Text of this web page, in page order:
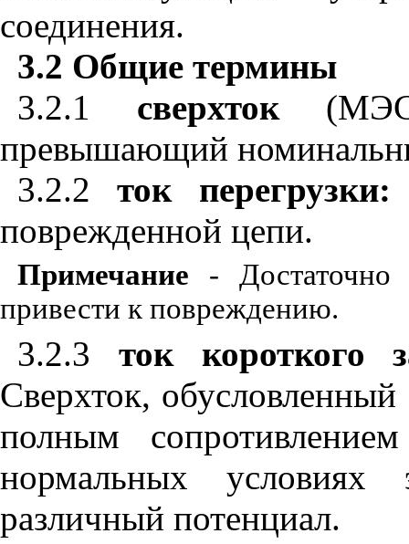
соединения.
3.2 Общие термины
3.2.1 сверхток
превышающий
3.2.2ток перегрузки:
поврежденной цепи.
Примечание - Достаточно
привести к повреждению.
3.2.3 ток короткого
Сверхток,
полным
нормальных условиях
различный потенциал.